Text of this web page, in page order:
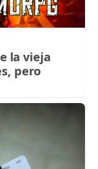
la vieja
pero